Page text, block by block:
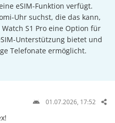
eSIM-Funktion verfügt.
Uhr suchst, die das kann,
S1 Pro eine Option für
Unterstützung bietet und
Telefonate ermöglicht.
01.07.2026, 17:52